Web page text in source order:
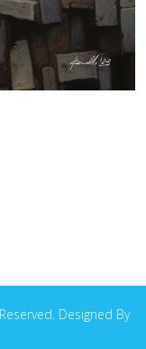
Designed By